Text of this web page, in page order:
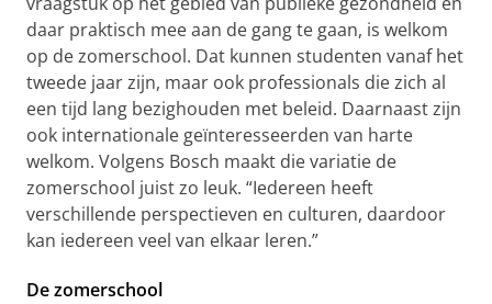
daar praktisch mee aan de gang te gaan, is welkom
op de zomerschool. Dat kunnen studenten vanaf het
tweede jaar zijn, maar ook professionals die zich al
een tijd lang bezighouden met beleid. Daarnaast zijn
ook internationale geïnteresseerden van harte
welkom. Volgens Bosch maakt die variatie de
zomerschool juist zo leuk. “Iedereen heeft
verschillende perspectieven en culturen, daardoor
kan iedereen veel van elkaar leren.”
De zomerschool